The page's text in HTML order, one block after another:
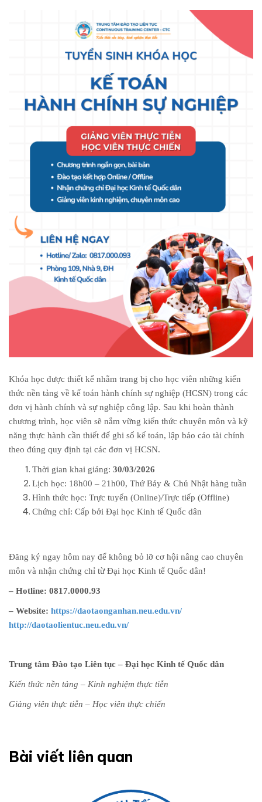
Khóa học được thiết kế nhằm trang bị cho học viên những kiến
thức nền tảng về kế toán hành chính sự nghiệp (HCSN) trong các
đơn vị hành chính và sự nghiệp công lập. Sau khi hoàn thành
chương trình, học viên sẽ nắm vững kiến thức chuyên môn và kỹ
năng thực hành cần thiết để ghi sổ kế toán, lập báo cáo tài chính
theo đúng quy định tại các đơn vị HCSN.
Thời gian khai giảng: 30/03/2026
Lịch học: 18h00 – 21h00, Thứ Bảy & Chủ Nhật hàng tuần
Hình thức học: Trực tuyến (Online)/Trực tiếp (Offline)
Chứng chỉ: Cấp bởi Đại học Kinh tế Quốc dân
Đăng ký ngay hôm nay để không bỏ lỡ cơ hội nâng cao chuyên
môn và nhận chứng chỉ từ Đại học Kinh tế Quốc dân!
– Hotline: 0817.0000.93
– Website: https://daotaonganhan.neu.edu.vn/
http://daotaolientuc.neu.edu.vn/
Trung tâm Đào tạo Liên tục – Đại học Kinh tế Quốc dân
Kiến thức nền tảng – Kinh nghiệm thực tiễn
Giảng viên thực tiễn – Học viên thực chiến
Bài viết liên quan